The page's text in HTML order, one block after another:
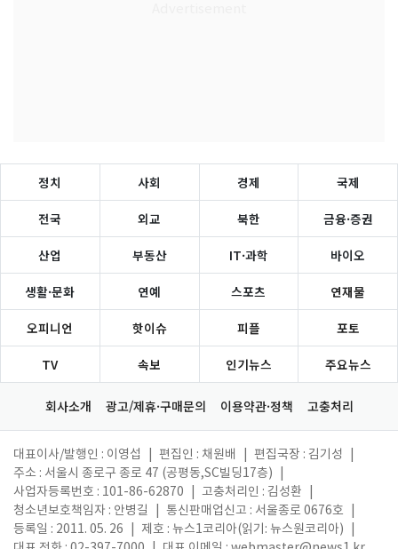
정치 사회 경제 국제
전국 외교 북한 금융·증권
산업 부동산 IT·과학 바이오
생활·문화 연예 스포츠 연재물
오피니언 핫이슈 피플 포토
TV 속보 인기뉴스 주요뉴스
회사소개 광고/제휴·구매문의 이용약관·정책 고충처리
대표이사/발행인 : 이영섭 편집인 : 채원배 편집국장 : 김기성
주소 : 서울시 종로구 종로 47 (공평동,SC빌딩17층)
사업자등록번호 : 101-86-62870
고충처리인 : 김성환
청소년보호책임자 : 안병길
통신판매업신고 : 서울종로 0676호
등록일 : 2011. 05. 26
제호 : 뉴스1코리아(읽기: 뉴스원코리아)